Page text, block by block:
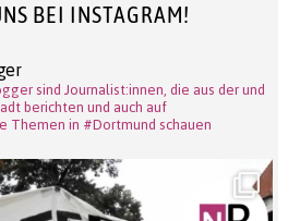
BEI INSTAGRAM!
sind Journalist:innen, die aus der und
berichten und auch auf
Themen in #Dortmund schauen